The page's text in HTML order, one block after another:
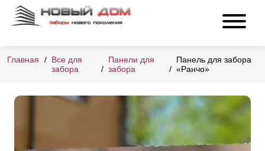
Главная
Все для
забора
Панели для
забора
Панель для забора
«Ранчо»